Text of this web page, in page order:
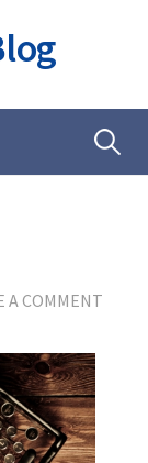
Ricerca
A COMMENT